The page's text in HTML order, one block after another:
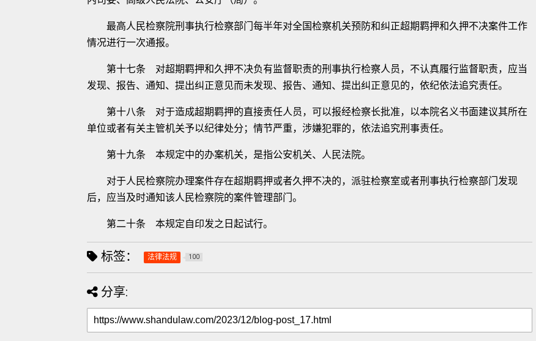
最高人民检察院刑事执行检察部门每半年对全国检察机关预防和纠正超期羁押和久押不决案件工作
情况进行一次通报。
第十七条 对超期羁押和久押不决负有监督职责的刑事执行检察人员，不认真履行监督职责，应当
发现、报告、通知、提出纠正意见而未发现、报告、通知、提出纠正意见的，依纪依法追究责任。
第十八条 对于造成超期羁押的直接责任人员，可以报经检察长批准，以本院名义书面建议其所在
单位或者有关主管机关予以纪律处分；情节严重，涉嫌犯罪的，依法追究刑事责任。
第十九条 本规定中的办案机关，是指公安机关、人民法院。
对于人民检察院办理案件存在超期羁押或者久押不决的，派驻检察室或者刑事执行检察部门发现
后，应当及时通知该人民检察院的案件管理部门。
第二十条 本规定自印发之日起试行。
标签： 法律法规 100
分享: